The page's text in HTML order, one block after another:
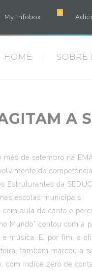
3
My Infobox
HOME SOBRE
A
de setembro na
de
da
escolas municipais.
aula de canto e
Mundo” contou com a
música. E, por fim, a
também marcou a
índice zero de